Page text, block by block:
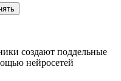
создают поддельные
нейросетей